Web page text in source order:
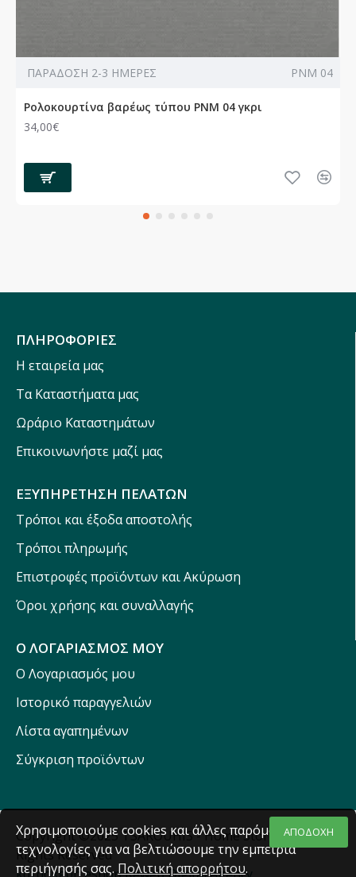
ΠΑΡΑΔΟΣΗ 2-3 ΗΜΕΡΕΣ PNM 04
Ρολοκουρτίνα βαρέως τύπου PNM 04 γκρι
34,00€
ΠΛΗΡΟΦΟΡΙΕΣ
Η εταιρεία μας
Τα Καταστήματα μας
Ωράριο Καταστημάτων
Επικοινωνήστε μαζί μας
ΕΞΥΠΗΡΕΤΗΣΗ ΠΕΛΑΤΩΝ
Τρόποι και έξοδα αποστολής
Τρόποι πληρωμής
Επιστροφές προϊόντων και Ακύρωση
Όροι χρήσης και συναλλαγής
Ο ΛΟΓΑΡΙΑΣΜΟΣ ΜΟΥ
Ο Λογαριασμός μου
Ιστορικό παραγγελιών
Λίστα αγαπημένων
Σύγκριση προϊόντων
Copyright ©2025 TSAROUHIS - Home Stores - All
Rights Reserved
ΑΠΟΔΟΧΗ
Χρησιμοποιούμε cookies και άλλες παρόμοιες
τεχνολογίες για να βελτιώσουμε την εμπειρία
περιήγησής σας.Πολιτική απορρήτου.